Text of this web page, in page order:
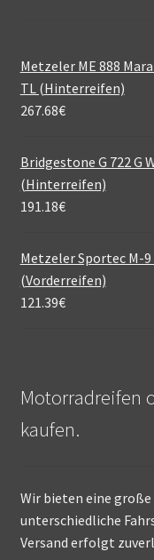
Metzeler ME 888
TL (Hinterreifen)
267.68€
Bridgestone G 722 G
(Hinterreifen)
191.18€
Metzeler Sportec M-9
(Vorderreifen)
121.39€
Motorradreifen
kaufen.
Wir bieten eine
unterschiedliche
Versand erfolgt